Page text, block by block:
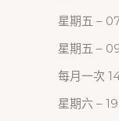
星期五 –
星期五 –
每月一次
星期六 –